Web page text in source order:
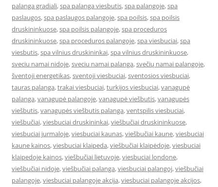
palanga gradiali,spa palanga viesbutis,spa palangoje,spa
paslaugos,spa paslaugos palangoje,spa poilsis,spa poilsis
druskininkuose,spa poilsis palangoje,spa proceduros
druskininkuose,spa proceduros palangoje,spa viesbuciai,spa
viesbutis,spa vilnius druskininkai,spa vilnius druskininkuose,
sveciu namai nidoje,sveciu namai palanga,svečių namai palangoje,
šventoji energetikas,sventoji viesbuciai,sventosios viesbuciai,
tauras palanga,trakai viesbuciai,turkijos viesbuciai,vanagupė
palanga,vanagupė palangoje,vanagupė viešbutis,vanagupės
viešbutis,vanagupės viešbutis palanga,ventspilis viesbuciai,
viešbučiai,viesbuciai druskininkai,viešbučiai druskininkuose,
viesbuciai jurmaloje,viesbuciai kaunas,viešbučiai kaune,viesbuciai
kaune kainos,viesbuciai klaipeda,viešbučiai klaipėdoje,viesbuciai
klaipedoje kainos,viešbučiai lietuvoje,viesbuciai londone,
viešbučiai nidoje,viešbučiai palanga,viesbuciai palangoj,viešbučiai
palangoje,viesbuciai palangoje akcija,viesbuciai palangoje akcijos,